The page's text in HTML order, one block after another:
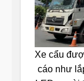
Xe cẩu
cáo như